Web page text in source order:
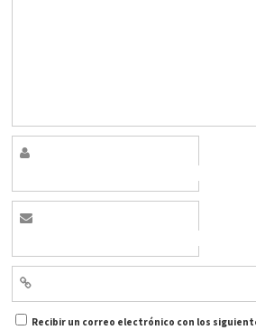
Recibir un correo electrónico con los